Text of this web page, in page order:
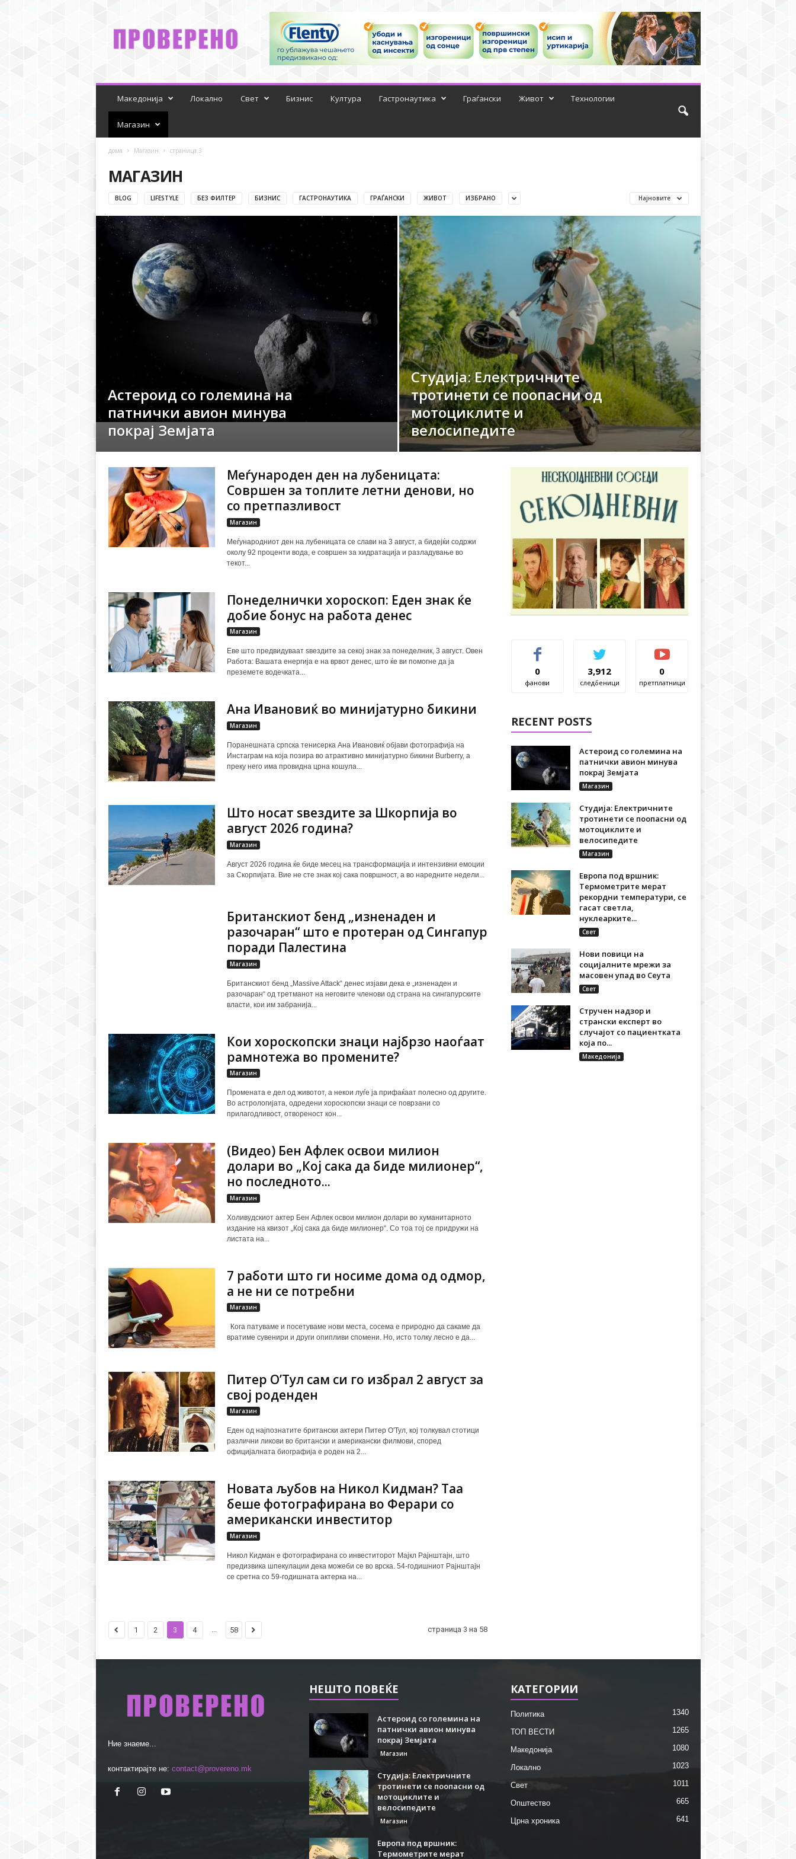
e
Македонија Локално Свет Бизнис Култура Гастронаутика Граѓански Живот Технологии
Магазин
дома Магазин страница 3
МАГАЗИН
BLOG LIFESTYLE БЕЗ ФИЛТЕР БИЗНИС ГАСТРОНАУТИКА ГРАЃАНСКИ ЖИВОТ ИЗБРАНО Најновите
Астероид со големина на
патнички авион минува
покрај Земјата
Студија: Електричните
тротинети се поопасни од
мотоциклите и
велосипедите
Меѓународен ден на лубеницата:
Совршен за топлите летни денови, но
со претпазливост
Магазин
Меѓународниот ден на лубеницата се слави на 3 август, а бидејќи содржи
околу 92 проценти вода, е совршен за хидратација и разладување во
текот...
Понеделнички хороскоп: Еден знак ќе
добие бонус на работа денес
Магазин
Еве што предвидуваат ѕвездите за секој знак за понеделник, 3 август. Овен
Работа: Вашата енергија е на врвот денес, што ќе ви помогне да ја
преземете водечката...
Ана Ивановиќ во минијатурно бикини
Магазин
Поранешната српска тенисерка Ана Ивановиќ објави фотографија на
Инстаграм на која позира во атрактивно минијатурно бикини Burberry, а
преку него има провидна црна кошула...
Што носат ѕвездите за Шкорпија во
август 2026 година?
Магазин
Август 2026 година ќе биде месец на трансформација и интензивни емоции
за Скорпијата. Вие не сте знак кој сака површност, а во наредните недели...
Британскиот бенд „изненаден и
разочаран“ што е протеран од Сингапур
поради Палестина
Магазин
Британскиот бенд „Massive Attack“ денес изјави дека е „изненаден и
разочаран“ од третманот на неговите членови од страна на сингапурските
власти, кои им забранија...
Кои хороскопски знаци најбрзо наоѓаат
рамнотежа во промените?
Магазин
Промената е дел од животот, а некои луѓе ја прифаќаат полесно од другите.
Во астрологијата, одредени хороскопски знаци се поврзани со
прилагодливост, отвореност кон...
(Видео) Бен Афлек освои милион
долари во „Кој сака да биде милионер“,
но последното...
Магазин
Холивудскиот актер Бен Афлек освои милион долари во хуманитарното
издание на квизот „Кој сака да биде милионер“. Со тоа тој се придружи на
листата на...
7 работи што ги носиме дома од одмор,
а не ни се потребни
Магазин
Кога патуваме и посетуваме нови места, сосема е природно да сакаме да
вратиме сувенири и други опипливи спомени. Но, исто толку лесно е да...
Питер О’Тул сам си го избрал 2 август за
свој роденден
Магазин
Еден од најпознатите британски актери Питер О'Тул, кој толкувал стотици
различни ликови во британски и американски филмови, според
официјалната биографија е роден на 2...
Новата љубов на Никол Кидман? Таа
беше фотографирана во Ферари со
американски инвеститор
Магазин
Никол Кидман е фотографирана со инвеститорот Мајкл Рајнштајн, што
предизвика шпекулации дека можеби се во врска. 54-годишниот Рајнштајн
се сретна со 59-годишната актерка на...
1 2 3 4 58 страница 3 на 58
0
фанови
3,912
следбеници
0
претплатници
RECENT POSTS
Астероид со големина на
патнички авион минува
покрај Земјата
Магазин
Студија: Електричните
тротинети се поопасни од
мотоциклите и
велосипедите
Магазин
Европа под вршник:
Термометрите мерат
рекордни температури, се
гасат светла,
нуклеарките...
Свет
Нови повици на
социјалните мрежи за
масовен упад во Сеута
Свет
Стручен надзор и
странски експерт во
случајот со пациентката
која по...
Македонија
Ние знаеме...
контактирајте не: contact@provereno.mk
НЕШТО ПОВЕЌЕ
Астероид со големина на
патнички авион минува
покрај Земјата
Магазин
Студија: Електричните
тротинети се поопасни од
мотоциклите и
велосипедите
Магазин
Европа под вршник:
Термометрите мерат
КАТЕГОРИИ
Политика 1340
ТОП ВЕСТИ 1265
Македонија 1080
Локално 1023
Свет 1011
Општество 665
Црна хроника 641